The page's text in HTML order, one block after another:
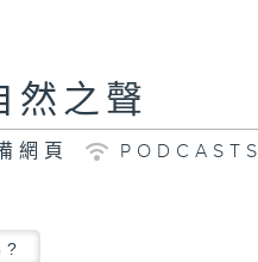
然之聲
網頁 PODCASTS
?